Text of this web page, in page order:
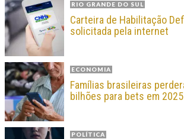
RIO GRANDE DO SUL
Carteira de Habilitação
solicitada pela internet
ECONOMIA
Famílias brasileiras
bilhões para bets em 2025
POLÍTICA